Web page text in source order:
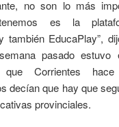
no son lo más
es la
también EducaPlay”,
pasado estuvo
que Corrientes
decían que hay que
provinciales.